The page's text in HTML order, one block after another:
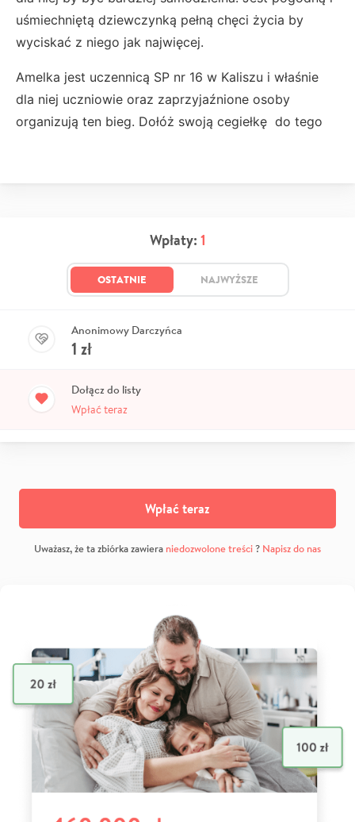
uśmiechniętą dziewczynką pełną chęci życia by
wyciskać z niego jak najwięcej.
Amelka jest uczennicą SP nr 16 w Kaliszu i właśnie
dla niej uczniowie oraz zaprzyjaźnione osoby
organizują ten bieg. Dołóż swoją cegiełkę do tego
Wpłaty: 1
OSTATNIE NAJWYŻSZE
Anonimowy Darczyńca
1 zł
Dołącz do listy
Wpłać teraz
Wpłać teraz
Uważasz, że ta zbiórka zawiera niedozwolone treści? Napisz do nas